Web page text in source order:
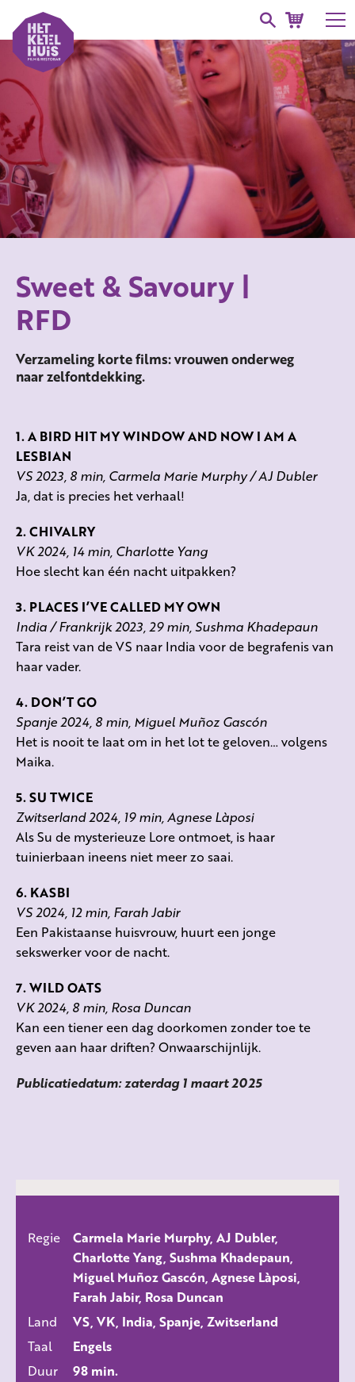
Sweet & Savoury |
RFD
Verzameling korte films: vrouwen onderweg
naar zelfontdekking.
1. A BIRD HIT MY WINDOW AND NOW I AM A
LESBIAN
VS 2023, 8 min, Carmela Marie Murphy / AJ Dubler
Ja, dat is precies het verhaal!
2. CHIVALRY
VK 2024, 14 min, Charlotte Yang
Hoe slecht kan één nacht uitpakken?
3. PLACES I’VE CALLED MY OWN
India / Frankrijk 2023, 29 min, Sushma Khadepaun
Tara reist van de VS naar India voor de begrafenis van
haar vader.
4. DON’T GO
Spanje 2024, 8 min, Miguel Muñoz Gascón
Het is nooit te laat om in het lot te geloven… volgens
Maika.
5. SU TWICE
Zwitserland 2024, 19 min, Agnese Làposi
Als Su de mysterieuze Lore ontmoet, is haar
tuinierbaan ineens niet meer zo saai.
6. KASBI
VS 2024, 12 min, Farah Jabir
Een Pakistaanse huisvrouw, huurt een jonge
sekswerker voor de nacht.
7. WILD OATS
VK 2024, 8 min, Rosa Duncan
Kan een tiener een dag doorkomen zonder toe te
geven aan haar driften? Onwaarschijnlijk.
Publicatiedatum: zaterdag 1 maart 2025
ALLE FILMS
Regie
Carmela Marie Murphy, AJ Dubler,
Charlotte Yang, Sushma Khadepaun,
Miguel Muñoz Gascón, Agnese Làposi,
Farah Jabir, Rosa Duncan
Land
VS, VK, India, Spanje, Zwitserland
Taal
Engels
Duur
98 min.